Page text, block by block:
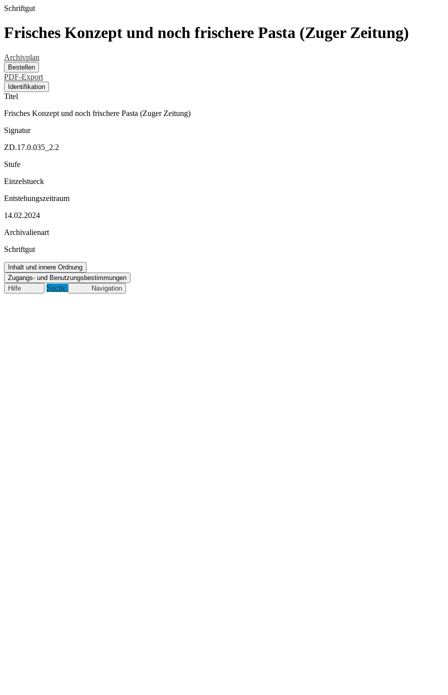
Schriftgut
Frisches Konzept und noch frischere Pasta (Zuger Zeitung)
Archivplan
Bestellen
PDF-Export
Identifikation
Titel
Frisches Konzept und noch frischere Pasta (Zuger Zeitung)
Signatur
ZD.17.0.035_2.2
Stufe
Einzelstueck
Entstehungszeitraum
14.02.2024
Archivalienart
Schriftgut
Inhalt und innere Ordnung
Zugangs- und Benutzungsbestimmungen
Hilfe
Suche Navigation